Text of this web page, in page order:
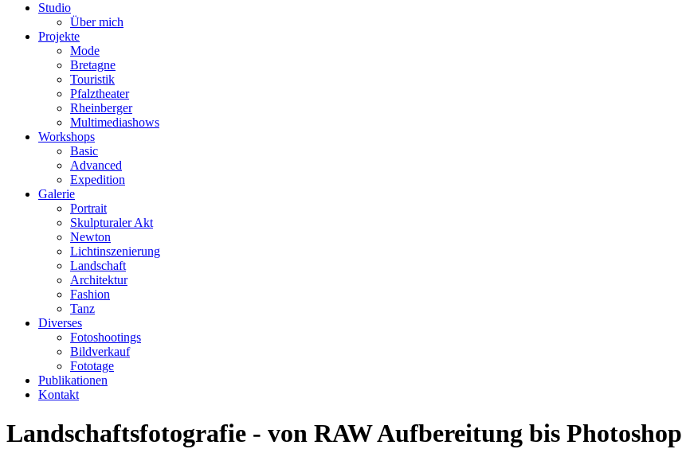
Studio
Über mich
Projekte
Mode
Bretagne
Touristik
Pfalztheater
Rheinberger
Multimediashows
Workshops
Basic
Advanced
Expedition
Galerie
Portrait
Skulpturaler Akt
Newton
Lichtinszenierung
Landschaft
Architektur
Fashion
Tanz
Diverses
Fotoshootings
Bildverkauf
Fototage
Publikationen
Kontakt
Landschaftsfotografie - von RAW Aufbereitung bis Photoshop